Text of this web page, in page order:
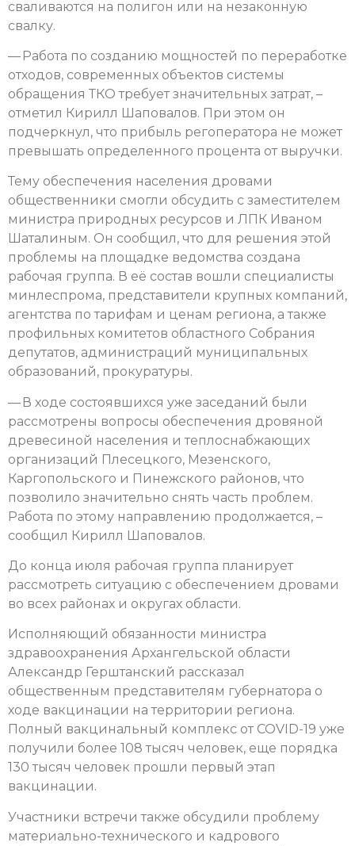
сваливаются на полигон или на незаконную
свалку.
— Работа по созданию мощностей по переработке
отходов, современных объектов системы
обращения ТКО требует значительных затрат, –
отметил Кирилл Шаповалов. При этом он
подчеркнул, что прибыль регоператора не может
превышать определенного процента от выручки.
Тему обеспечения населения дровами
общественники смогли обсудить с заместителем
министра природных ресурсов и ЛПК Иваном
Шаталиным. Он сообщил, что для решения этой
проблемы на площадке ведомства создана
рабочая группа. В её состав вошли специалисты
минлеспрома, представители крупных компаний,
агентства по тарифам и ценам региона, а также
профильных комитетов областного Собрания
депутатов, администраций муниципальных
образований, прокуратуры.
— В ходе состоявшихся уже заседаний были
рассмотрены вопросы обеспечения дровяной
древесиной населения и теплоснабжающих
организаций Плесецкого, Мезенского,
Каргопольского и Пинежского районов, что
позволило значительно снять часть проблем.
Работа по этому направлению продолжается, –
сообщил Кирилл Шаповалов.
До конца июля рабочая группа планирует
рассмотреть ситуацию с обеспечением дровами
во всех районах и округах области.
Исполняющий обязанности министра
здравоохранения Архангельской области
Александр Герштанский рассказал
общественным представителям губернатора о
ходе вакцинации на территории региона.
Полный вакцинальный комплекс от COVID-19 уже
получили более 108 тысяч человек, еще порядка
130 тысяч человек прошли первый этап
вакцинации.
Участники встречи также обсудили проблему
материально-технического и кадрового